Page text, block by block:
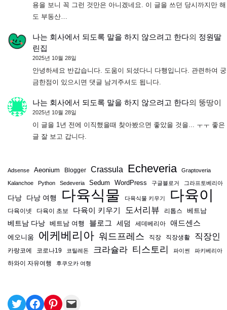
용을 보니 꼭 그런 것만은 아니겠네요. 이 글을 쓰던 당시까지만 해
도 부동산…
나는 회사에서 되도록 말을 하지 않으려고 한다의 정원딸
린집
2025년 10월 28일
안녕하세요 반갑습니다. 도움이 되셨다니 다행입니다. 관련하여 궁
금한점이 있으시면 댓글 남겨주셔도 됩니다.
나는 회사에서 되도록 말을 하지 않으려고 한다의 뚱땅이
2025년 10월 28일
이 글을 1년 전에 이직했을때 찾아봤으면 좋았을 것을... ㅜㅜ 좋은
글 잘 보고 갑니다.
Adsense Aeonium Blogger Crassula Echeveria Graptoveria
Kalanchoe Python Sedeveria Sedum WordPress 구글블로거 그라프토베리아
다낭 다낭 여행 다육식물 다육식물 키우기 다육이
다육이넷 다육이 초보 다육이 키우기 도서리뷰 리톱스
베트남
베트남 다낭 베트남 여행 블로그 세덤 세데베리아 애드센스
에오니움 에케베리아 워드프레스 직장 직장생활 직장인
카랑코에 코로나19 코틸레돈 크라슐라 티스토리 파이썬 파키베리아
하와이 자유여행 후쿠오카 여행